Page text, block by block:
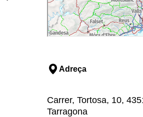
Adreça
Carrer, Tortosa, 10,
Tarragona